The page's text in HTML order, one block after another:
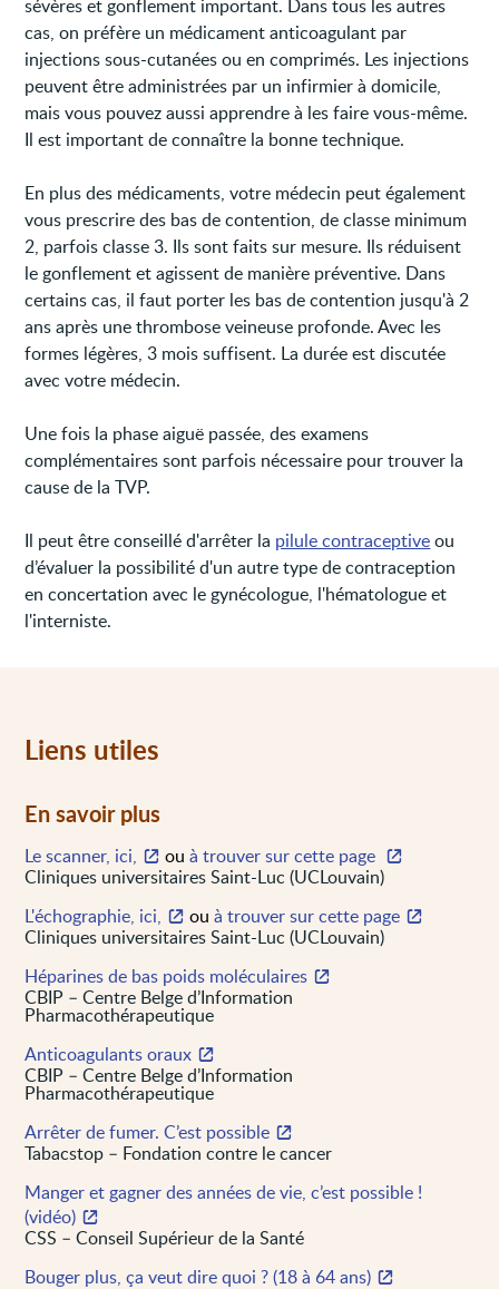
sévères et gonflement important. Dans tous les autres
cas, on préfère un médicament anticoagulant par
injections sous-cutanées ou en comprimés. Les injections
peuvent être administrées par un infirmier à domicile,
mais vous pouvez aussi apprendre à les faire vous-même.
Il est important de connaître la bonne technique.
En plus des médicaments, votre médecin peut également
vous prescrire des bas de contention, de classe minimum
2, parfois classe 3. Ils sont faits sur mesure. Ils réduisent
le gonflement et agissent de manière préventive. Dans
certains cas, il faut porter les bas de contention jusqu'à 2
ans après une thrombose veineuse profonde. Avec les
formes légères, 3 mois suffisent. La durée est discutée
avec votre médecin.
Une fois la phase aiguë passée, des examens
complémentaires sont parfois nécessaire pour trouver la
cause de la TVP.
Il peut être conseillé d'arrêter la pilule contraceptiveou
d’évaluer la possibilité d'un autre type de contraception
en concertation avec le gynécologue, l'hématologue et
l'interniste.
Liens utiles
En savoir plus
Le scanner, ici, ouà trouver sur cette page
Cliniques universitaires Saint-Luc (UCLouvain)
L'échographie, ici,
ouà trouver sur cette page
Cliniques universitaires Saint-Luc (UCLouvain)
Héparines de bas poids moléculaires
CBIP – Centre Belge d’Information
Pharmacothérapeutique
Anticoagulants oraux
CBIP – Centre Belge d’Information
Pharmacothérapeutique
Arrêter de fumer. C’est possible
Tabacstop – Fondation contre le cancer
Manger et gagner des années de vie, c’est possible !
(vidéo)
CSS – Conseil Supérieur de la Santé
Bouger plus, ça veut dire quoi ? (18 à 64 ans)